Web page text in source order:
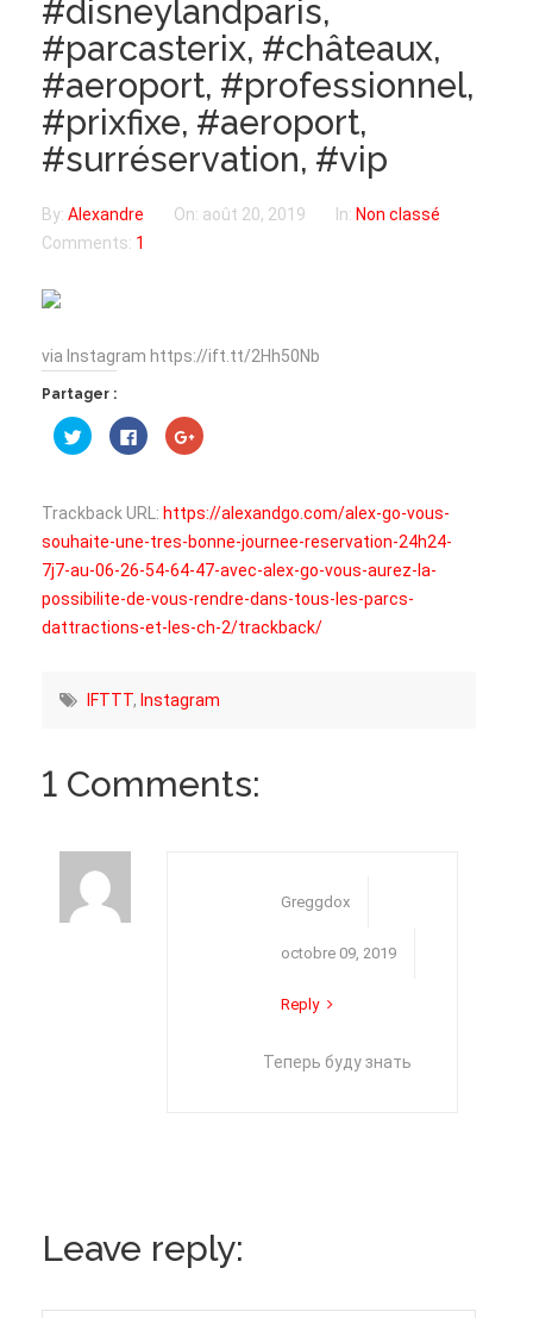
#disneylandparis,
#parcasterix, #châteaux,
#aeroport, #professionnel,
#prixfixe, #aeroport,
#surréservation, #vip
By: Alexandre On: août 20, 2019 In: Non classé
Comments: 1
via Instagram https://ift.tt/2Hh50Nb
Partager :
Cliquez
pour
partager
dans
une
nouvelle
fenêtre)
Cliquez
pour
partager
dans
une
nouvelle
fenêtre)
Cliquez
pour
(ouvre
dans
nouvelle
fenêtre)
Trackback URL: https://alexandgo.com/alex-go-vous-
souhaite-une-tres-bonne-journee-reservation-24h24-
7j7-au-06-26-54-64-47-avec-alex-go-vous-aurez-la-
possibilite-de-vous-rendre-dans-tous-les-parcs-
dattractions-et-les-ch-2/trackback/
IFTTT, Instagram
1 Comments:
Greggdox
octobre 09, 2019
Reply
Теперь буду знать
Leave reply: